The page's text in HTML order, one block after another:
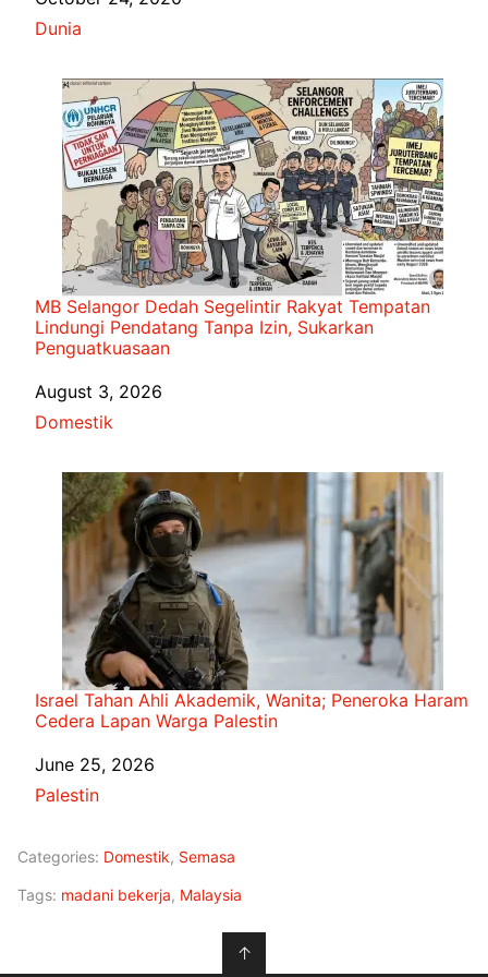
In relation to
Dunia
MB Selangor Dedah Segelintir Rakyat Tempatan
Lindungi Pendatang Tanpa Izin, Sukarkan
Penguatkuasaan
Date
August 3, 2026
In relation to
Domestik
Israel Tahan Ahli Akademik, Wanita; Peneroka Haram
Cedera Lapan Warga Palestin
Date
June 25, 2026
In relation to
Palestin
Categories: Domestik, Semasa
Tags: madani bekerja, Malaysia
↑